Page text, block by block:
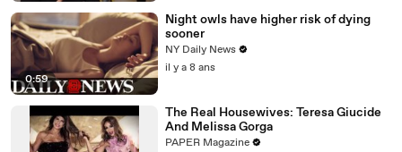
0:59
Night owls have higher risk of dying
sooner
NY Daily News
il y a 8 ans
The Real Housewives: Teresa Giucide
And Melissa Gorga
PAPER Magazine